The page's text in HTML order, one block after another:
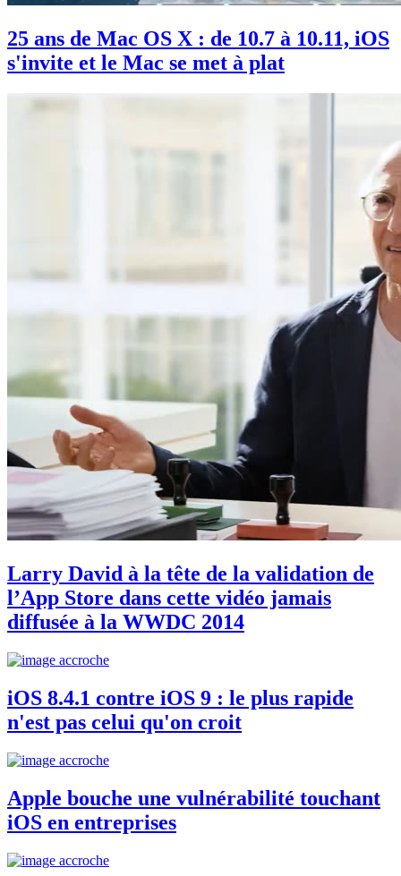
25 ans de Mac OS X : de 10.7 à 10.11, iOS
s'invite et le Mac se met à plat
Larry David à la tête de la validation de
l’App Store dans cette vidéo jamais
diffusée à la WWDC 2014
iOS 8.4.1 contre iOS 9 : le plus rapide
n'est pas celui qu'on croit
Apple bouche une vulnérabilité touchant
iOS en entreprises